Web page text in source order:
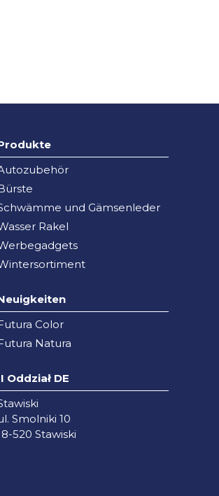
und Gämsenleder
Rakel
Color
Natura
Oddział DE
Smolniki 10
520 Stawiski